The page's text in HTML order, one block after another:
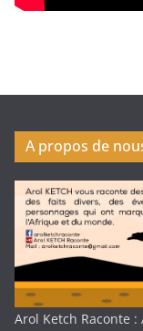
A propos de
Arol Ketch Raconte